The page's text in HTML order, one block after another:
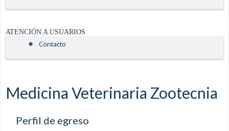
ATENCIÓN A USUARIOS
Contacto
Medicina Veterinaria Zootecnia
Perfil de egreso